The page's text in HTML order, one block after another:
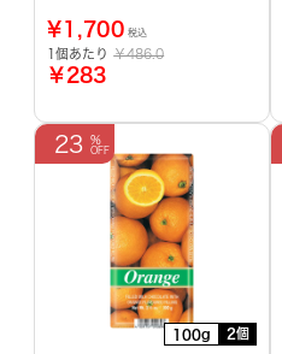
¥1,700 税込
1個あたり￥486.0
￥283
100g 2個
23